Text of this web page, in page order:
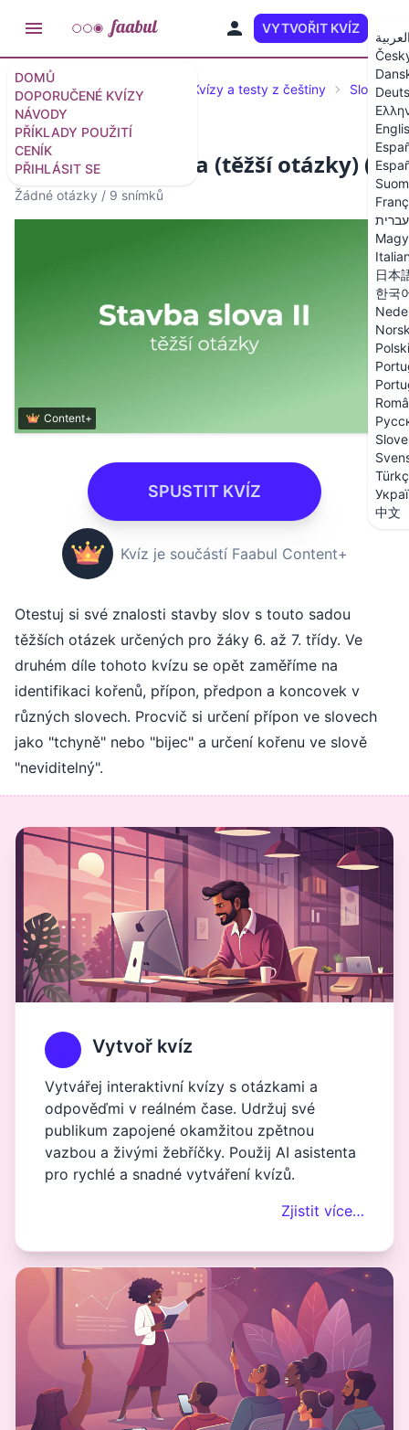
DOMŮ
DOPORUČENÉ KVÍZY
NÁVODY
PŘÍKLADY POUŽITÍ
CENÍK
PŘIHLÁSIT SE
VYTVOŘIT KVÍZ
עברית
日本
한국
Polski
中文
Doporučené kvízy a testy Kvízy a testy z češtiny Slova a
Kvíz: Stavba slova (těžší otázky) (2)
Žádné otázky / 9 snímků
Content+
SPUSTIT KVÍZ
Kvíz je součástí Faabul Content+
Otestuj si své znalosti stavby slov s touto sadou
těžších otázek určených pro žáky 6. až 7. třídy. Ve
druhém díle tohoto kvízu se opět zaměříme na
identifikaci kořenů, přípon, předpon a koncovek v
různých slovech. Procvič si určení přípon ve slovech
jako "tchyně" nebo "bijec" a určení kořenu ve slově
"neviditelný".
Vytvoř kvíz
Vytvářej interaktivní kvízy s otázkami a
odpověďmi v reálném čase. Udržuj své
publikum zapojené okamžitou zpětnou
vazbou a živými žebříčky. Použij AI asistenta
pro rychlé a snadné vytváření kvízů.
Zjistit více…